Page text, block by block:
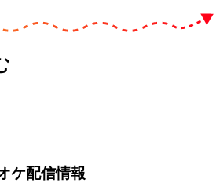
ケ配信情報